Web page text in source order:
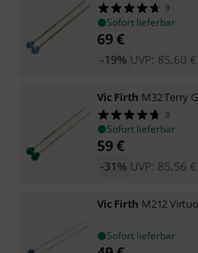
9
Sofort lieferbar
69€
UVP: 85,60 €
-19%
Vic Firth M32 Terry
3
Sofort lieferbar
59€
UVP: 85,56 €
-31%
Vic Firth M212
Sofort lieferbar